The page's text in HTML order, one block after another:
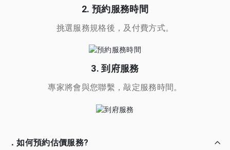
2. 預約服務時間
挑選服務規格後，及付費方式。
3. 到府服務
專家將會與您聯繫，敲定服務時間。
．如何預約估價服務?